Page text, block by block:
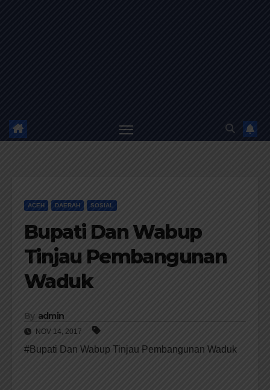
ACEH DAERAH SOSIAL
Bupati Dan Wabup
Tinjau Pembangunan
Waduk
By admin
NOV 14, 2017
#Bupati Dan Wabup Tinjau Pembangunan Waduk